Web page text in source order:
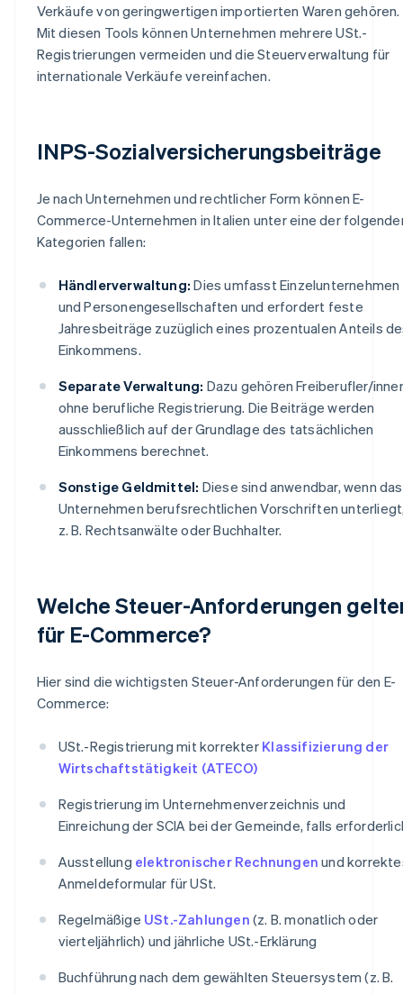
Verkäufe von geringwertigen importierten Waren gehören.
Mit diesen Tools können Unternehmen mehrere USt.-
Registrierungen vermeiden und die Steuerverwaltung für
internationale Verkäufe vereinfachen.
INPS-Sozialversicherungsbeiträge
Je nach Unternehmen und rechtlicher Form können E-
Commerce-Unternehmen in Italien unter eine der
Kategorien fallen:
Händlerverwaltung: Dies umfasst Einzelunternehmen
und Personengesellschaften und erfordert feste
Jahresbeiträge zuzüglich eines prozentualen Anteils
Einkommens.
Separate Verwaltung: Dazu gehören Freiberufler/
ohne berufliche Registrierung. Die Beiträge werden
ausschließlich auf der Grundlage des tatsächlichen
Einkommens berechnet.
Sonstige Geldmittel: Diese sind anwendbar, wenn das
Unternehmen berufsrechtlichen Vorschriften
z. B. Rechtsanwälte oder Buchhalter.
Welche Steuer-Anforderungen
für E-Commerce?
Hier sind die wichtigsten Steuer-Anforderungen für den E-
Commerce:
USt.-Registrierung mit korrekter Klassifizierung der
Wirtschaftstätigkeit (ATECO)
Registrierung im Unternehmenverzeichnis und
Einreichung der SCIA bei der Gemeinde, falls
Ausstellung elektronischer Rechnungen und
Anmeldeformular für USt.
Regelmäßige USt.-Zahlungen (z. B. monatlich oder
vierteljährlich) und jährliche USt.-Erklärung
Buchführung nach dem gewählten Steuersystem (z. B.